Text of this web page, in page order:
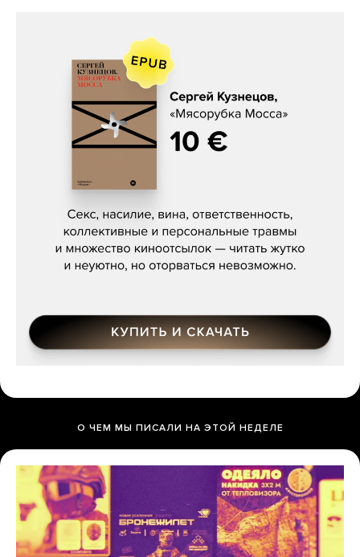
Сергей Кузнецов, «Мясорубка
О ЧЕМ МЫ ПИСАЛИ НА ЭТОЙ НЕДЕЛЕ